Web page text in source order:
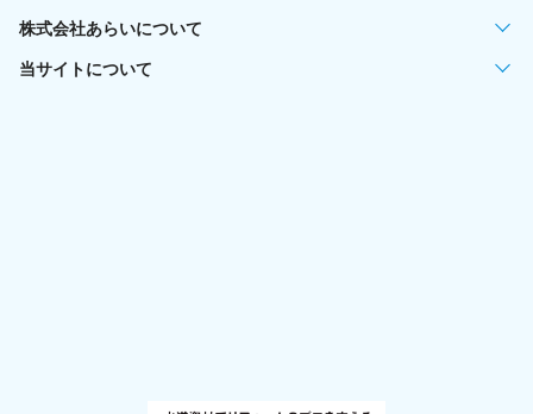
株式会社あらいについて
当サイトについて